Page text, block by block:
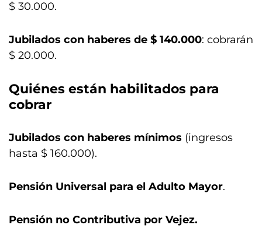
$ 30.000.
Jubilados con haberes de $ 140.000: cobrarán
$ 20.000.
Quiénes están habilitados para
cobrar
Jubilados con haberes mínimos (ingresos
hasta $ 160.000).
Pensión Universal para el Adulto Mayor.
Pensión no Contributiva por Vejez.